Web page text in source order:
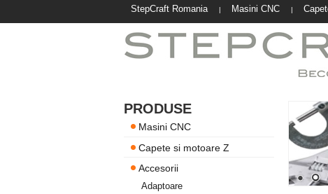
StepCraft Romania | Masini CNC |
PRODUSE
Masini CNC
Capete si motoare Z
Accesorii
Adaptoare